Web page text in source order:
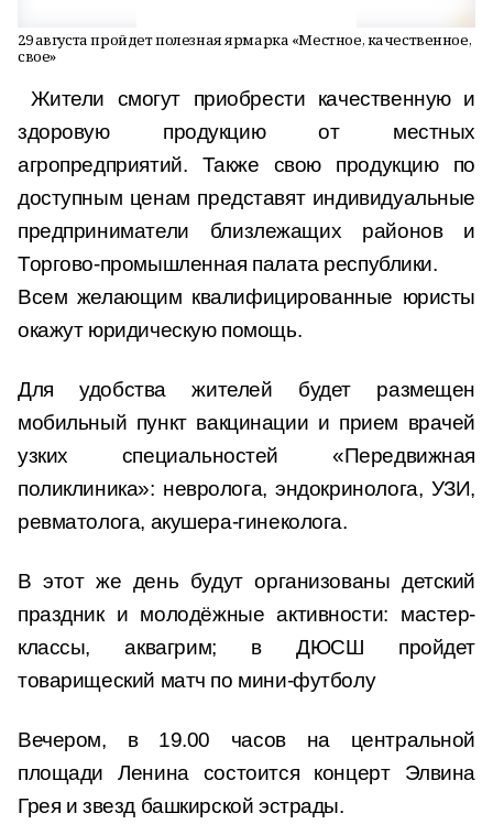
29 августа пройдет полезная ярмарка «Местное, качественное,
свое»
Жители смогут приобрести качественную и
здоровую продукцию от местных
агропредприятий. Также свою продукцию по
доступным ценам представят индивидуальные
предприниматели близлежащих районов и
Торгово-промышленная палата республики.
Всем желающим квалифицированные юристы
окажут юридическую помощь.
Для удобства жителей будет размещен
мобильный пункт вакцинации и прием врачей
узких специальностей «Передвижная
поликлиника»: невролога, эндокринолога, УЗИ,
ревматолога, акушера-гинеколога.
В этот же день будут организованы детский
праздник и молодёжные активности: мастер-
классы, аквагрим; в ДЮСШ пройдет
товарищеский матч по мини-футболу
Вечером, в 19.00 часов на центральной
площади Ленина состоится концерт Элвина
Грея и звезд башкирской эстрады.